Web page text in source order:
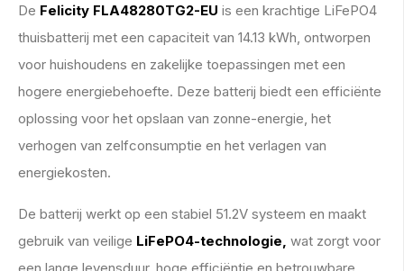
De Felicity FLA48280TG2-EU is een krachtige LiFePO4
thuisbatterij met een capaciteit van 14.13 kWh, ontworpen
voor huishoudens en zakelijke toepassingen met een
hogere energiebehoefte. Deze batterij biedt een efficiënte
oplossing voor het opslaan van zonne-energie, het
verhogen van zelfconsumptie en het verlagen van
energiekosten.
De batterij werkt op een stabiel 51.2V systeem en maakt
gebruik van veilige LiFePO4-technologie, wat zorgt voor